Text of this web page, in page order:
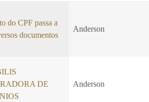
do CPF passa a
documentos
Anderson
DE
Anderson